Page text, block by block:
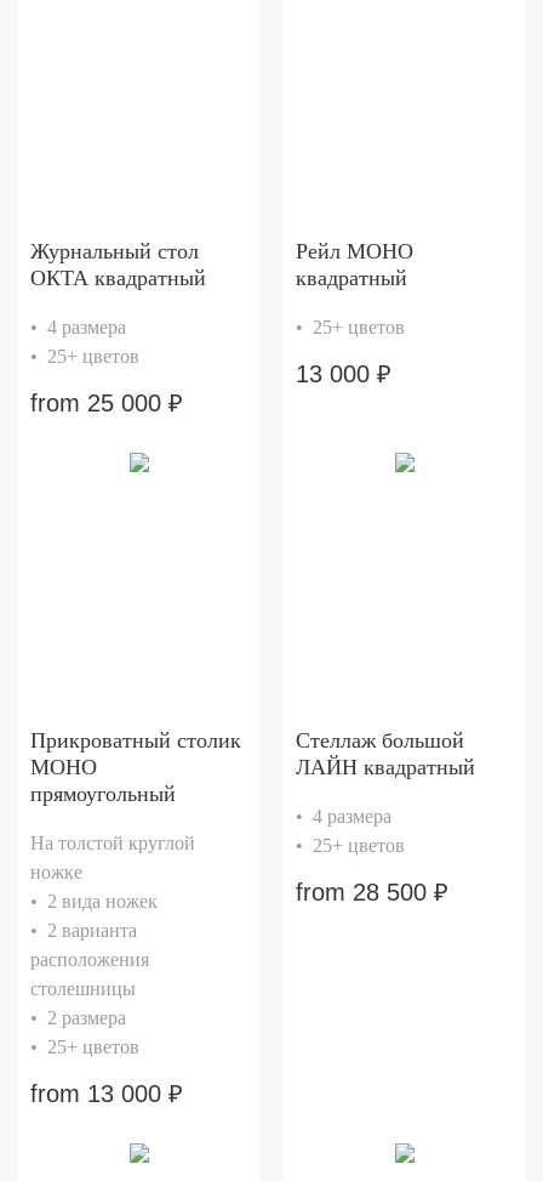
Журнальный стол
ОКТА квадратный
• 4 размера
• 25+ цветов
from 25 000 ₽
Рейл МОНО
квадратный
• 25+ цветов
13 000 ₽
Прикроватный столик
МОНО
прямоугольный
На толстой круглой
ножке
• 2 вида ножек
• 2 варианта
расположения
столешницы
• 2 размера
• 25+ цветов
from 13 000 ₽
Стеллаж большой
ЛАЙН квадратный
• 4 размера
• 25+ цветов
from 28 500 ₽